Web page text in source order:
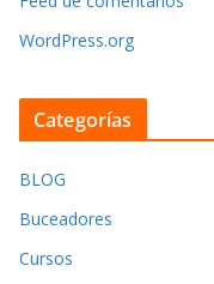
WordPress.org
Categorías
BLOG
Buceadores
Cursos